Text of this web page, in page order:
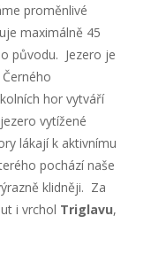
proměnlivé
maximálně 45
původu. Jezero je
hor vytváří
vytížené
lákají k aktivnímu
pochází naše
klidněji. Za
i vrchol Triglavu,